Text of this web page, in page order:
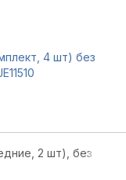
4 шт) без